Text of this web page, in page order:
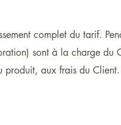
le Client
Il ne s’applique pas :
de la réception du
complet du tarif.
sont à la charge du
produit, aux frais du Client.